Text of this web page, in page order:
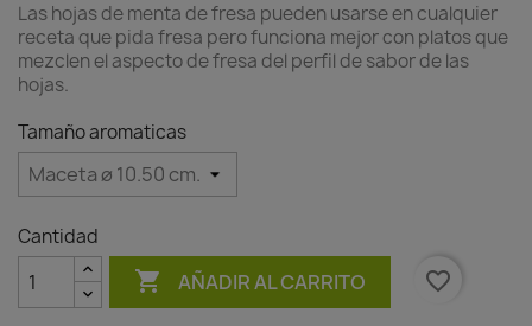
Las hojas de menta de fresa pueden usarse en cualquier
receta que pida fresa pero funciona mejor con platos que
mezclen el aspecto de fresa del perfil de sabor de las
hojas.
Tamaño aromaticas
Cantidad
 AÑADIR AL CARRITO favorite_border